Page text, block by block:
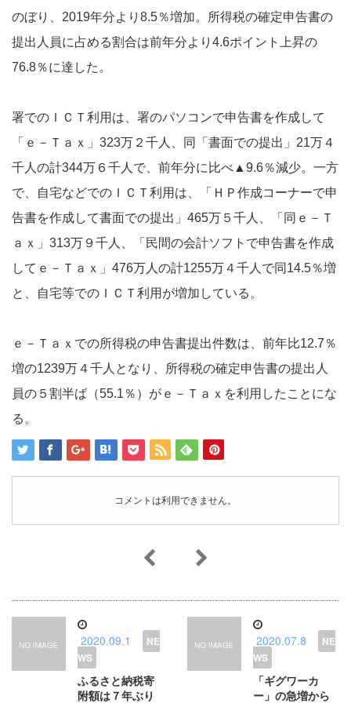
のぼり、2019年分より8.5％増加。所得税の確定申告書の
提出人員に占める割合は前年分より4.6ポイント上昇の
76.8％に達した。
署でのＩＣＴ利用は、署のパソコンで申告書を作成して
「ｅ－Ｔａｘ」323万２千人、同「書面での提出」21万４
千人の計344万６千人で、前年分に比べ▲9.6％減少。一方
で、自宅などでのＩＣＴ利用は、「ＨＰ作成コーナーで申
告書を作成して書面での提出」465万５千人、「同ｅ－Ｔ
ａｘ」313万９千人、「民間の会計ソフトで申告書を作成
してｅ－Ｔａｘ」476万人の計1255万４千人で同14.5％増
と、自宅等でのＩＣＴ利用が増加している。
ｅ－Ｔａｘでの所得税の申告書提出件数は、前年比12.7％
増の1239万４千人となり、所得税の確定申告書の提出人
員の５割半ば（55.1％）がｅ－Ｔａｘを利用したことにな
る。
コメントは利用できません。
2020.09.1
ふるさと納税寄
附額は７年ぶり
2020.07.8
「ギグワーカ
ー」の急増から